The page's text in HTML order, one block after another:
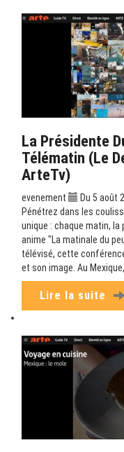
La Présidente
Télématin (Le
ArteTv)
evenement
Du 5 août
Pénétrez dans les
unique : chaque matin, la
anime "La matinale du
télévisé, cette
et son image. Au
Lire la suite